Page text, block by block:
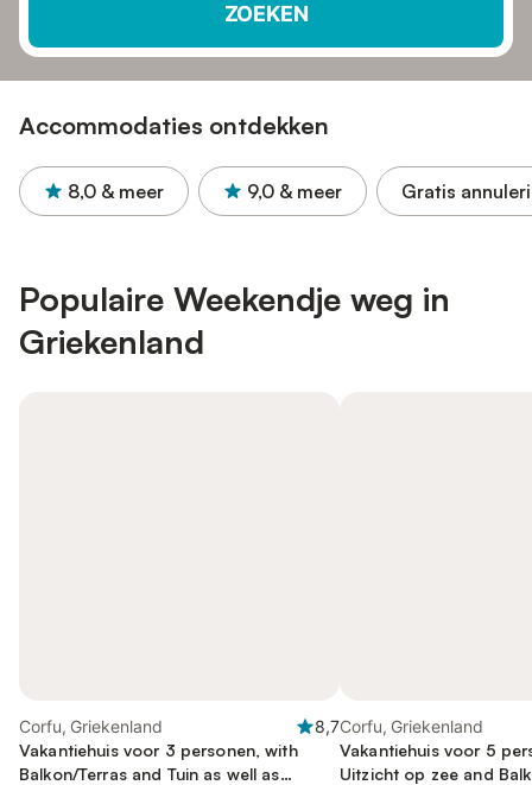
ZOEKEN
Accommodaties ontdekken
8,0 & meer 9,0 & meer Gratis
Populaire Weekendje weg in
Griekenland
Corfu, Griekenland
8,7
Vakantiehuis voor 3 personen, with
Balkon/Terras and Tuin as well as
Corfu, Griekenland
Vakantiehuis voor 5
Uitzicht op zee and